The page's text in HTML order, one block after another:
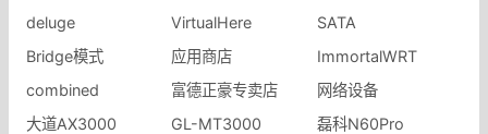
deluge
VirtualHere
SATA
Bridge模式
应用商店
ImmortalWRT
combined
富德正豪专卖店
网络设备
大道AX3000
GL-MT3000
磊科N60Pro